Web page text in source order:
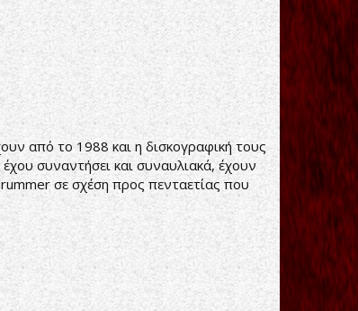
από το 1988 και η δισκογραφική τους
συναντήσει και συναυλιακά, έχουν
σε σχέση προς πενταετίας που